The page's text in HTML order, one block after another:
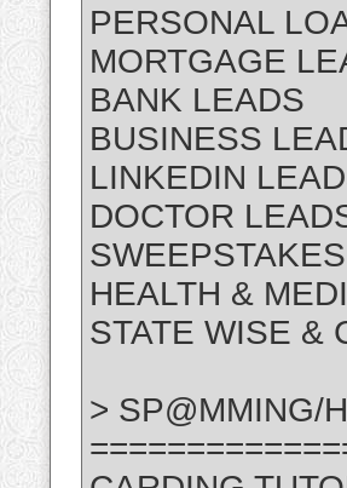
PERSONAL
MORTGAGE
BANK LEADS
BUSINESS
LINKEDIN
DOCTOR
SWEEPSTAKES
HEALTH &
STATE WISE &
> SP@MMING/